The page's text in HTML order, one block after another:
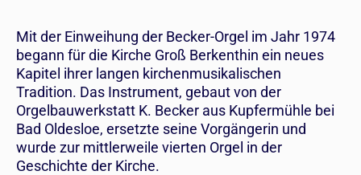
Mit der Einweihung der Becker-Orgel im Jahr 1974
begann für die Kirche Groß Berkenthin ein neues
Kapitel ihrer langen kirchenmusikalischen
Tradition. Das Instrument, gebaut von der
Orgelbauwerkstatt K. Becker aus Kupfermühle bei
Bad Oldesloe, ersetzte seine Vorgängerin und
wurde zur mittlerweile vierten Orgel in der
Geschichte der Kirche.